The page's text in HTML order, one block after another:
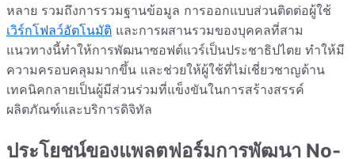
หลาย รวมถึงการรวมฐานข้อมูล การออกแบบส่วนติดต่อผู้ใช้
เวิร์กโฟลว์อัตโนมัติ และการผสานรวมของบุคคลที่สาม
แนวทางนี้ทำให้การพัฒนาซอฟต์แวร์เป็นประชาธิปไตย ทำให้มี
ความครอบคลุมมากขึ้น และช่วยให้ผู้ใช้ที่ไม่เชี่ยวชาญด้าน
เทคนิคกลายเป็นผู้มีส่วนร่วมที่แข็งขันในการสร้างสรรค์
ผลิตภัณฑ์และบริการดิจิทัล
ประโยชน์ของแพลตฟอร์มการพัฒนา No-